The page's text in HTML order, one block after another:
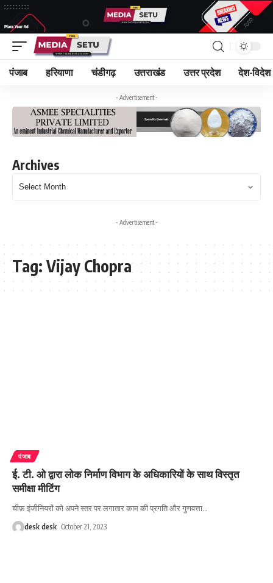
पंजाब हरियाणा चंडीगढ़ उत्तराखंड उत्तर प्रदेश देश-विदेश
- Advertisement -
Archives
- Advertisement -
Tag: Vijay Chopra
पंजाब
ई. टी. ओ द्वारा लोक निर्माण विभाग के अधिकारियों के साथ विस्तृत
समीक्षा मीटिंग
चीफ़ इंजीनियरों को अपने स्तर पर लगातार काम की प्रगति और गुणवत्ता…
desk desk October 21, 2023